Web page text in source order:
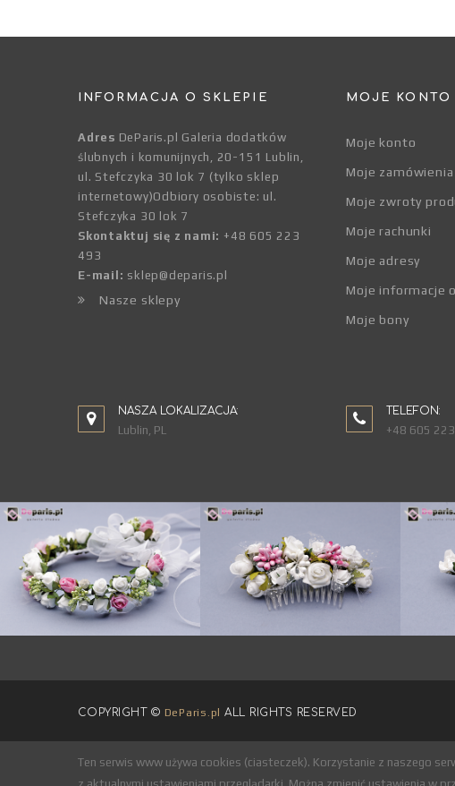
INFORMACJA O SKLEPIE
Adres DeParis.pl Galeria dodatków
ślubnych i komunijnych, 20-151 Lublin,
ul. Stefczyka 30 lok 7 (tylko sklep
internetowy)Odbiory osobiste: ul.
Stefczyka 30 lok 7
Skontaktuj się z nami: +48 605 223
493
E-mail: sklep@deparis.pl
Nasze sklepy
MOJE KONTO
Moje konto
Moje zamówienia
Moje zwroty
Moje rachunki
Moje adresy
Moje informacje
Moje bony
NASZA LOKALIZACJA:
Lublin, PL
TELEFON:
+48 605
COPYRIGHT © DeParis.pl ALL RIGHTS RESERVED
Ten serwis www używa cookies (ciasteczek). Korzystanie z naszego